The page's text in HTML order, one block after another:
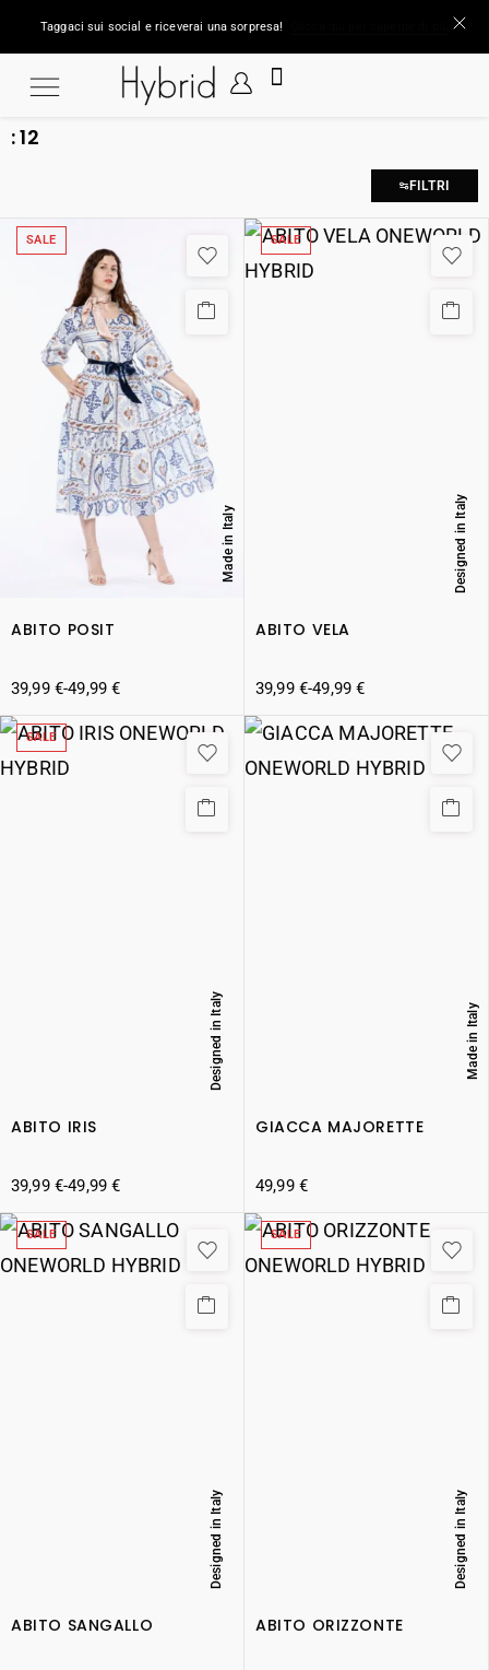
Taggaci sui social e riceverai una sorpresa!
:12
FILTRI
SALE
ABITO POSIT
Made in Italy
39,99 €-49,99€
SALE
ABITO VELA
Designed in Italy
39,99 €-49,99€
SALE
ABITO IRIS
Designed in Italy
39,99 €-49,99€
GIACCA MAJORETTE
Made in Italy
49,99 €
SALE
ABITO SANGALLO
Designed in Italy
SALE
ABITO ORIZZONTE
Designed in Italy